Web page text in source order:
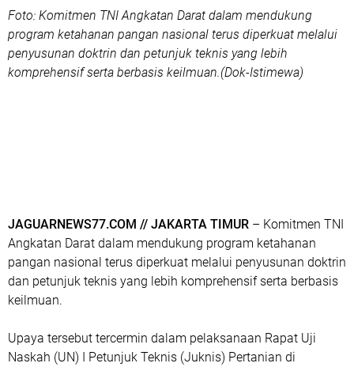
Foto: Komitmen TNI Angkatan Darat dalam mendukung
program ketahanan pangan nasional terus diperkuat melalui
penyusunan doktrin dan petunjuk teknis yang lebih
komprehensif serta berbasis keilmuan.(Dok-Istimewa)
JAGUARNEWS77.COM // JAKARTA TIMUR – Komitmen TNI
Angkatan Darat dalam mendukung program ketahanan
pangan nasional terus diperkuat melalui penyusunan doktrin
dan petunjuk teknis yang lebih komprehensif serta berbasis
keilmuan.
Upaya tersebut tercermin dalam pelaksanaan Rapat Uji
Naskah (UN) I Petunjuk Teknis (Juknis) Pertanian di